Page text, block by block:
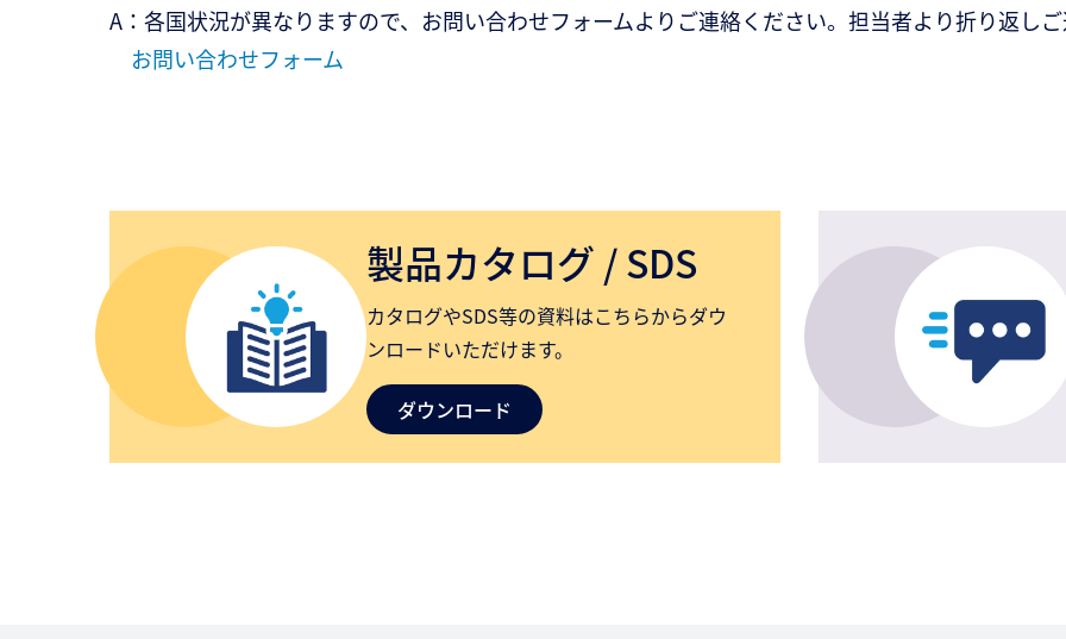
A：各国状況が異なりますので、お問い合わせフォームよりご連絡ください。担当者より折り返しご
お問い合わせフォーム
製品カタログ / SDS
カタログやSDS等の資料はこちらからダウ
ンロードいただけます。
ダウンロード